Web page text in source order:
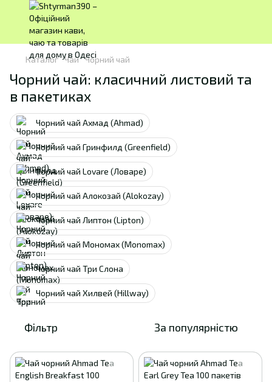
Каталог Чай Чорний чай
Чорний чай: класичний листовий та
в пакетиках
Чорний чай Ахмад (Ahmad)
Чорний чай Гринфилд (Greenfield)
Чорний чай Lovare (Ловаре)
Чорний чай Алокозай (Alokozay)
Чорний чай Липтон (Lipton)
Чорний чай Мономах (Monomax)
Чорний чай Три Слона
Чорний чай Хилвей (Hillway)
Фільтр За популярністю